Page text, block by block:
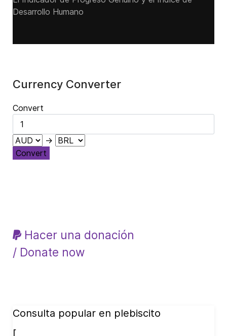
Desarrollo Humano
Currency Converter
Convert
→
Convert
Hacer una donación
/ Donate now
Consulta popular en plebiscito
[